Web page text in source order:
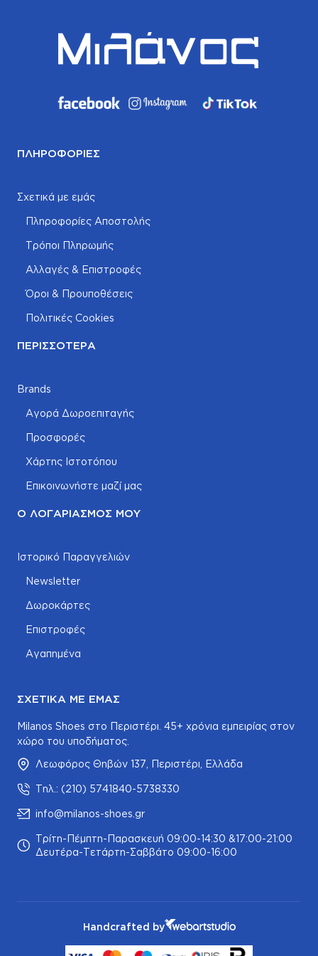
ΠΛΗΡΟΦΟΡΊΕΣ
Σχετικά με εμάς
Πληροφορίες Αποστολής
Τρόποι Πληρωμής
Αλλαγές & Επιστροφές
Όροι & Προυποθέσεις
Πολιτικές Cookies
ΠΕΡΙΣΣΌΤΕΡΑ
Brands
Αγορά Δωροεπιταγής
Προσφορές
Χάρτης Ιστοτόπου
Επικοινωνήστε μαζί μας
Ο ΛΟΓΑΡΙΑΣΜΌΣ ΜΟΥ
Ιστορικό Παραγγελιών
Newsletter
Δωροκάρτες
Επιστροφές
Αγαπημένα
ΣΧΕΤΙΚΆ ΜΕ ΕΜΆΣ
Milanos Shoes στο Περιστέρι. 45+ χρόνια εμπειρίας στον
χώρο του υποδήματος.
Λεωφόρος Θηβών 137, Περιστέρι, Ελλάδα
Τηλ.: (210) 5741840-5738330
info@milanos-shoes.gr
Τρίτη-Πέμπτη-Παρασκευή 09:00-14:30 &17:00-21:00
Δευτέρα-Τετάρτη-Σαββάτο 09:00-16:00
Handcrafted by